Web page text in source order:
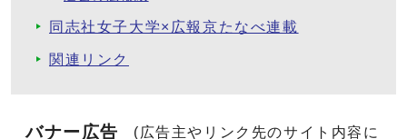
同志社女子大学×広報京たなべ連載
関連リンク
バナー広告
(広告主やリンク先のサイト内容に